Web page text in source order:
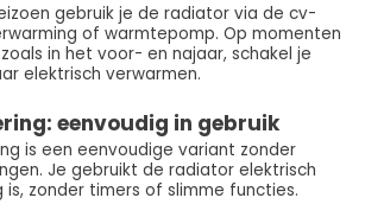
gebruik je de radiator via de cv-
of warmtepomp. Op momenten
in het voor- en najaar, schakel je
elektrisch verwarmen.
eenvoudig in gebruik
is een eenvoudige variant zonder
Je gebruikt de radiator elektrisch
zonder timers of slimme functies.